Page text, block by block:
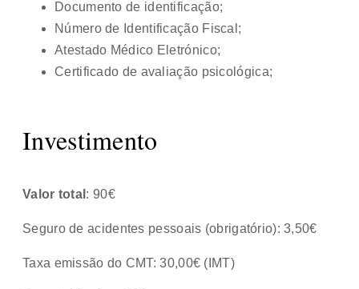
Documento de identificação;
Número de Identificação Fiscal;
Atestado Médico Eletrónico;
Certificado de avaliação psicológica;
Investimento
Valor total : 90€
Seguro de acidentes pessoais (obrigatório): 3,50€
Taxa emissão do CMT: 30,00€ (IMT)